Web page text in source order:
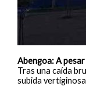
Abengoa: A
Tras una caída
subida